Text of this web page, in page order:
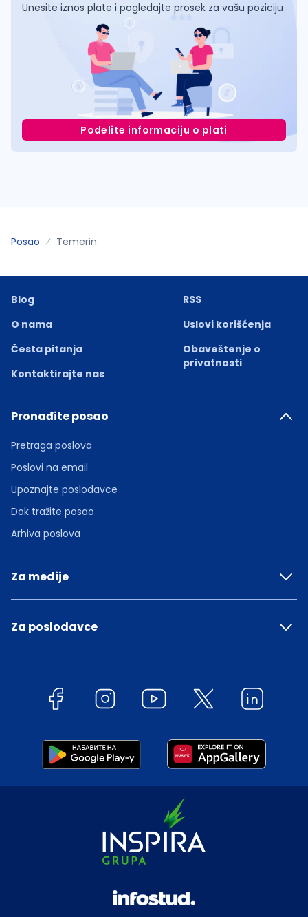
Unesite iznos plate i pogledajte prosek za vašu poziciju
Podelite informaciju o plati
Posao Temerin
Blog
O nama
Česta pitanja
Kontaktirajte nas
RSS
Uslovi korišćenja
Obaveštenje o
privatnosti
Pronađite posao
Pretraga poslova
Poslovi na email
Upoznajte poslodavce
Dok tražite posao
Arhiva poslova
Za medije
Za poslodavce